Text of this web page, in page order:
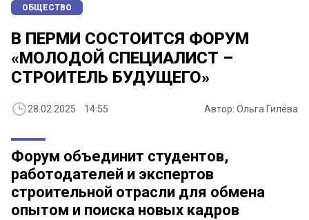
ОБЩЕСТВО
В ПЕРМИ СОСТОИТСЯ ФОРУМ
«МОЛОДОЙ СПЕЦИАЛИСТ –
СТРОИТЕЛЬ БУДУЩЕГО»
28.02.2025 14:55 Автор: Ольга Гилёва
Форум объединит студентов,
работодателей и экспертов
строительной отрасли для обмена
опытом и поиска новых кадров